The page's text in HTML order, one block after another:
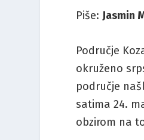
Piše: Jasmin
Područje
okruženo
područje
satima 24.
obzirom na